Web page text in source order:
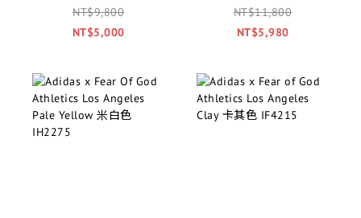
風褲 黑 IS8727
NT$9,800
NT$5,000
NT$11,800
NT$5,980